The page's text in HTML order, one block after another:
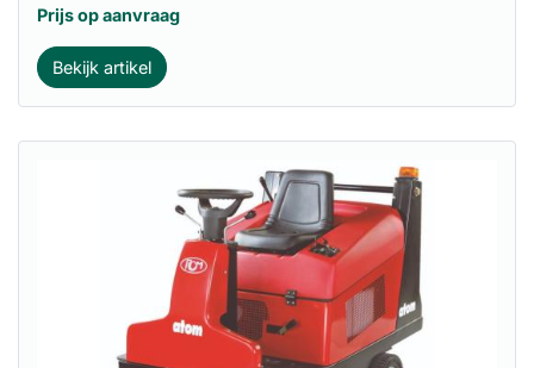
Prijs op aanvraag
Bekijk artikel